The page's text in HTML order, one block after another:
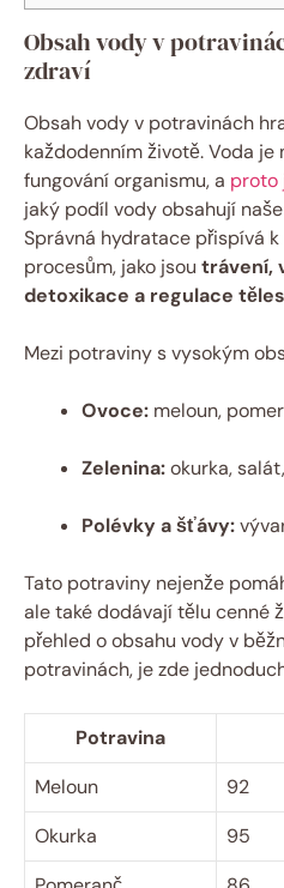
Obsah vody v
zdraví
Obsah vody v potravinách
každodenním životě. Voda
fungování organismu, a proto
jaký podíl vody obsahují
Správná hydratace přispívá
procesům, jako jsou trávení,
detoxikace a regulace
Mezi potraviny s vysokým
Ovoce: meloun,
Zelenina:okurka,
Polévky a šťávy:
Tato potraviny nejenže
ale také dodávají tělu cenné
přehled o obsahu vody v
potravinách, je zde
Potravina
Meloun
92
Okurka
95